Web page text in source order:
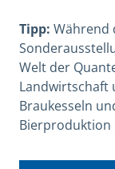
Tipp: Während
Welt der
Landwirtschaft
Braukesseln